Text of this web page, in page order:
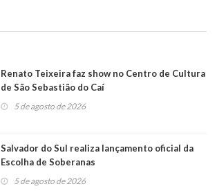
Renato Teixeira faz show no Centro de Cultura
de São Sebastião do Caí
5 de agosto de 2026
Salvador do Sul realiza lançamento oficial da
Escolha de Soberanas
5 de agosto de 2026